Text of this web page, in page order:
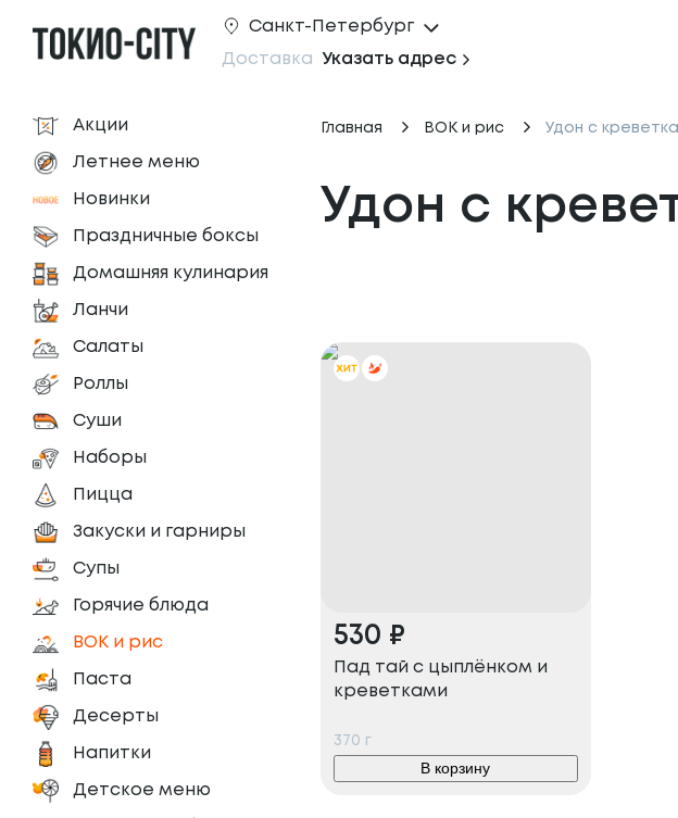
Санкт-Петербург
Доставка Указать адрес
Акции
Летнее меню
Новинки
Праздничные боксы
Домашняя кулинария
Ланчи
Салаты
Роллы
Суши
Наборы
Пицца
Закуски и гарниры
Супы
Горячие блюда
ВОК и рис
Паста
Десерты
Напитки
Детское меню
Главная ВОК и рис Удон с
Удон с
530 ₽
Пад тай с цыплёнком и
креветками
370 г
В корзину